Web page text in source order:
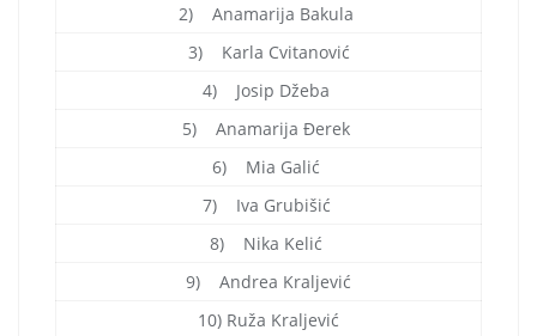
2) Anamarija Bakula
3) Karla Cvitanović
4) Josip Džeba
5) Anamarija Đerek
6) Mia Galić
7) Iva Grubišić
8) Nika Kelić
9) Andrea Kraljević
10) Ruža Kraljević